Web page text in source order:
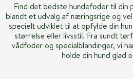
Find det bedste hundefoder til din
blandt et udvalg af næringsrige og
specielt udviklet til at opfylde din
størrelse eller livsstil. Fra sundt
vådfoder og specialblandinger, vi
holde din hund glad